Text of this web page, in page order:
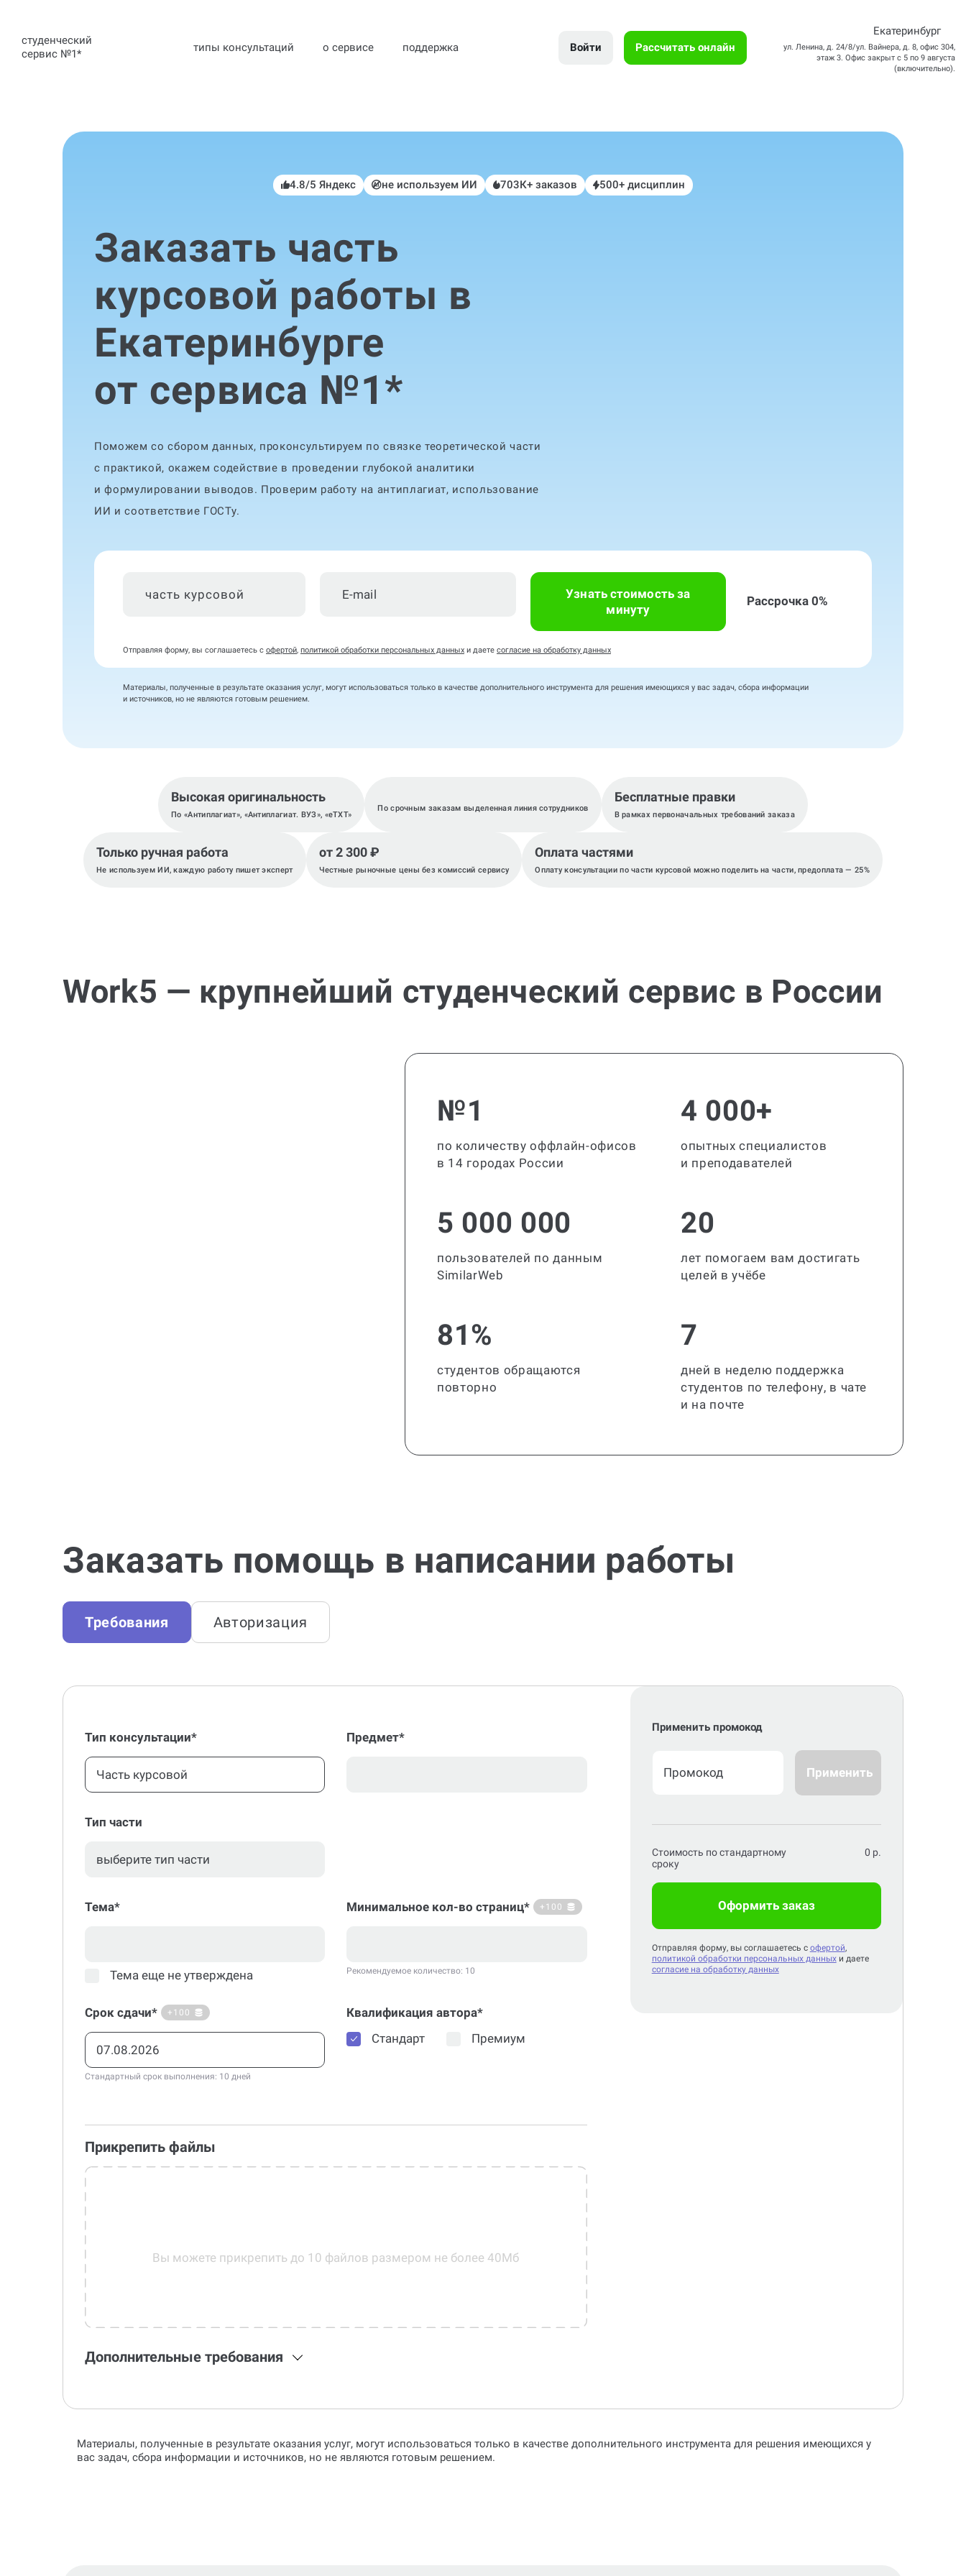
студенческий
сервис №1* типы консультаций о сервисе поддержка Войти Рассчитать онлайн
Екатеринбург
ул. Ленина, д. 24/8/ул. Вайнера, д. 8, офис 304,
этаж 3. Офис закрыт с 5 по 9 августа
(включительно).
4.8/5 Яндекс не используем ИИ 703К+ заказов 500+ дисциплин
Заказать часть
курсовой работы в
Екатеринбурге
от сервиса №1*
Поможем со сбором данных, проконсультируем по связке теоретической части
с практикой, окажем содействие в проведении глубокой аналитики
и формулировании выводов. Проверим работу на антиплагиат, использование
ИИ и соответствие ГОСТу.
часть курсовой
Узнать стоимость за
минуту
Рассрочка 0%
Отправляя форму, вы соглашаетесь с офертой политикой обработки персональных данных и даете согласие на обработку данных
Материалы, полученные в результате оказания услуг, могут использоваться только в качестве дополнительного инструмента для решения имеющихся у вас задач, сбора информации
и источников, но не являются готовым решением.
Высокая оригинальность
По «Антиплагиат», «Антиплагиат. ВУЗ», «eTXT»
По срочным заказам выделенная линия сотрудников
Бесплатные правки
В рамках первоначальных требований заказа
Только ручная работа
Не используем ИИ, каждую работу пишет эксперт
от 2 300 ₽
Честные рыночные цены без комиссий сервису
Оплата частями
Оплату консультации по части курсовой можно поделить на части, предоплата — 25%
Work5 — крупнейший студенческий сервис в России
№1
по количеству оффлайн-офисов
в 14 городах России
4 000+
опытных специалистов
и преподавателей
5 000 000
пользователей по данным
SimilarWeb
20
лет помогаем вам достигать
целей в учёбе
81%
студентов обращаются
повторно
7
дней в неделю поддержка
студентов по телефону, в чате
и на почте
Заказать помощь в написании работы
Требования Авторизация
Тип консультации*
Часть курсовой
Предмет*
Тип части
Тема*
Тема еще не утверждена
Минимальное кол-во страниц* +100
Рекомендуемое количество: 10
Срок сдачи* +100
Стандартный срок выполнения: 10 дней
Квалификация автора*
Стандарт
Премиум
Прикрепить файлы
Вы можете прикрепить до 10 файлов размером не более 40Мб
Дополнительные требования
Применить промокод
Применить
Стоимость по стандартному
сроку
0 р.
Оформить заказ
Отправляя форму, вы соглашаетесь с офертой,
политикой обработки персональных данныхи даете
согласие на обработку данных
Материалы, полученные в результате оказания услуг, могут использоваться только в качестве дополнительного инструмента для решения имеющихся у
вас задач, сбора информации и источников, но не являются готовым решением.